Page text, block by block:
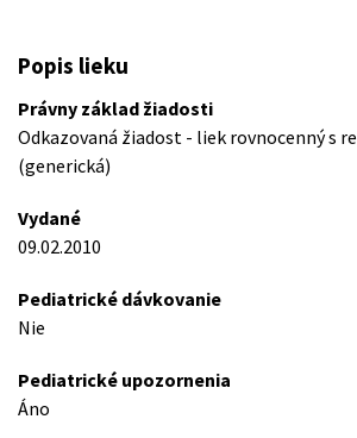
Popis lieku
Právny základ žiadosti
Odkazovaná žiadost - liek rovnocenný s
(generická)
Vydané
09.02.2010
Pediatrické dávkovanie
Nie
Pediatrické upozornenia
Áno